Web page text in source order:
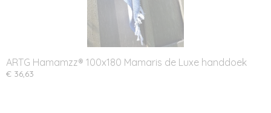
ARTG Hamamzz® 100x180 Mamaris de Luxe handdoek
€ 36,63